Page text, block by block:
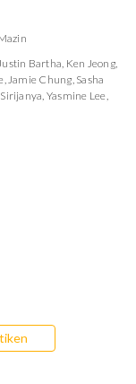
Bartha, Ken Jeong,
,Jamie Chung, Sasha
, Yasmine Lee,